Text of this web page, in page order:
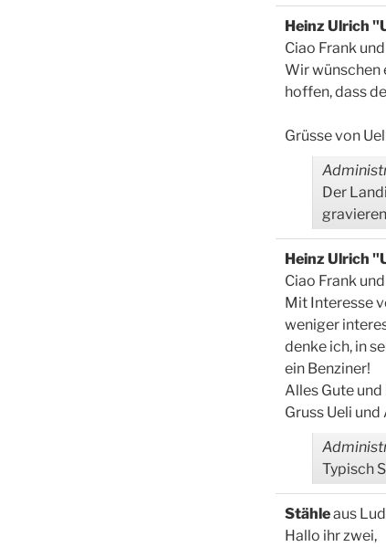
Heinz Ulrich
Ciao Frank
Wir wünschen
hoffen, dass
Grüsse von
Der
Heinz Ulrich
Ciao Frank
Mit Interesse
weniger
denke ich, in
ein Benziner!
Alles Gute
Gruss Ueli und
Typisch
Stähleaus
Hallo ihr zwei,